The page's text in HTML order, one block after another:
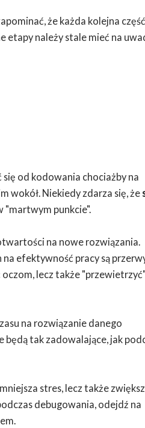
że każda kolejna część
etapy należy stale mieć na
od kodowania chociażby na
wokół. Niekiedy zdarza się, że
"martwym punkcie".
na nowe rozwiązania.
efektywność pracy są
lecz także "przewietrzyć"
na rozwiązanie danego
będą tak zadowalające, jak
stres, lecz także
debugowania, odejdź na